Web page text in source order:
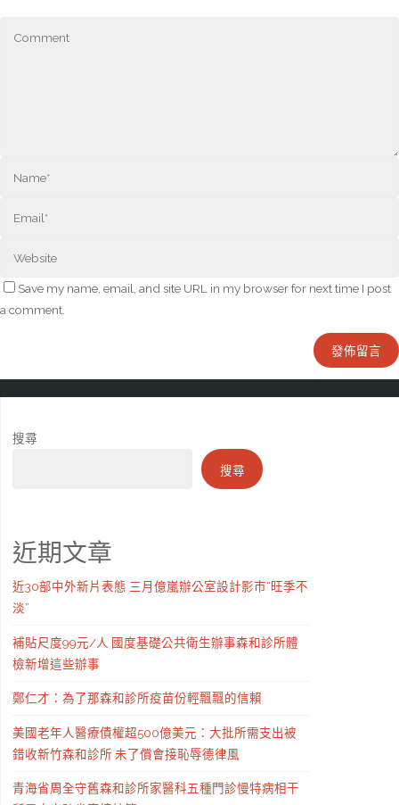
Save my name, email, and site URL in my browser for next time I post
a comment.
搜尋
搜尋
近期文章
近30部中外新片表態 三月億嵐辦公室設計影市“旺季不
淡”
補貼尺度99元/人 國度基礎公共衛生辦事森和診所體
檢新增這些辦事
鄭仁才：為了那森和診所疫苗份輕飄飄的信賴
美國老年人醫療債權超500億美元：大批所需支出被
錯收新竹森和診所 未了償會接恥辱德律風
青海省周全守舊森和診所家醫科五種門診慢特病相干